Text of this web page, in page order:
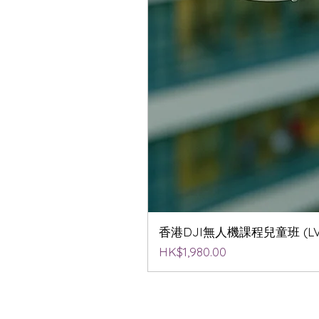
香港DJI無人機課程兒童班
價格
HK$1,980.00